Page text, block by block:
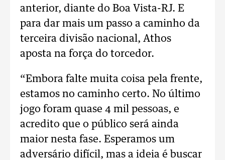
anterior, diante do Boa Vista-RJ. E
para dar mais um passo a caminho da
terceira divisão nacional, Athos
aposta na força do torcedor.
“Embora falte muita coisa pela frente,
estamos no caminho certo. No último
jogo foram quase 4 mil pessoas, e
acredito que o público será ainda
maior nesta fase. Esperamos um
adversário difícil, mas a ideia é buscar